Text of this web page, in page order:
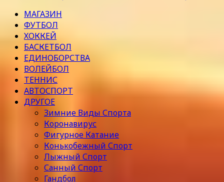
МАГАЗИН
ФУТБОЛ
ХОККЕЙ
БАСКЕТБОЛ
ЕДИНОБОРСТВА
ВОЛЕЙБОЛ
ТЕННИС
АВТОСПОРТ
ДРУГОЕ
Зимние Виды Спорта
Коронавирус
Фигурное Катание
Конькобежный Спорт
Лыжный Спорт
Санный Спорт
Гандбол